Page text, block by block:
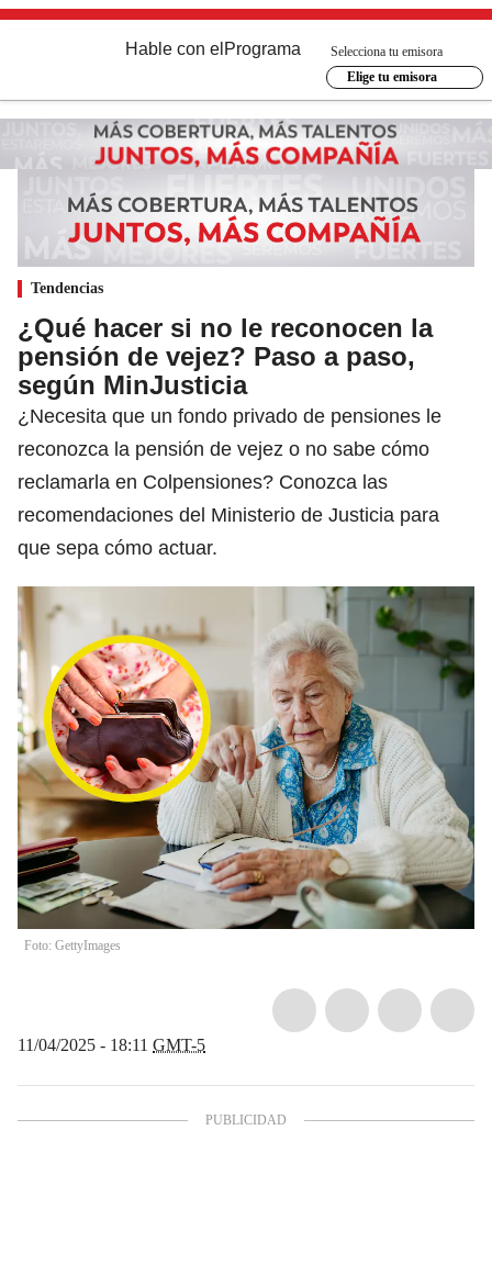
Hable con el Programa
Selecciona tu emisora
Elige tu emisora
Tendencias
¿Qué hacer si no le reconocen la
pensión de vejez? Paso a paso,
según MinJusticia
¿Necesita que un fondo privado de pensiones le
reconozca la pensión de vejez o no sabe cómo
reclamarla en Colpensiones? Conozca las
recomendaciones del Ministerio de Justicia para
que sepa cómo actuar.
Foto: GettyImages
11/04/2025 - 18:11 GMT-5